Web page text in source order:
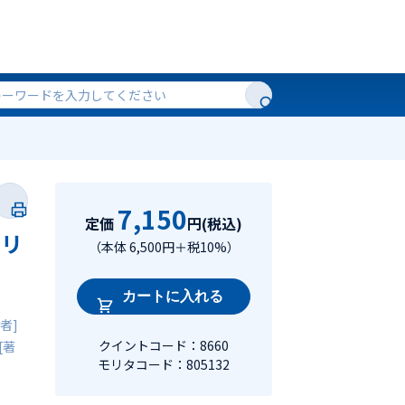
]
[著
定価 7,150円(税込)
（本体 6,500円＋税10%）
カートに入れる
クイントコード：8660
モリタコード：805132